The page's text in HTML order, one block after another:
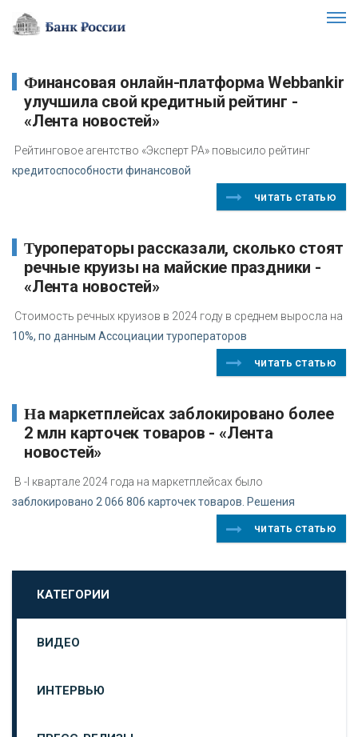
Финансовая онлайн-платформа Webbankir
улучшила свой кредитный рейтинг -
«Лента новостей»
Рейтинговое агентство «Эксперт РА» повысило рейтинг
кредитоспособности финансовой
читать статью
Туроператоры рассказали, сколько стоят
речные круизы на майские праздники -
«Лента новостей»
Стоимость речных круизов в 2024 году в среднем выросла на
10%, по данным Ассоциации туроператоров
читать статью
На маркетплейсах заблокировано более
2 млн карточек товаров - «Лента
новостей»
В -I квартале 2024 года на маркетплейсах было
заблокировано 2 066 806 карточек товаров. Решения
читать статью
КАТЕГОРИИ
ВИДЕО
ИНТЕРВЬЮ